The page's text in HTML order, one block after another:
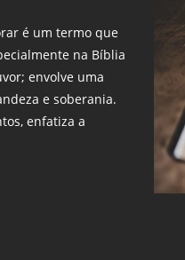
é um termo que
na Bíblia
envolve uma
e soberania.
enfatiza a